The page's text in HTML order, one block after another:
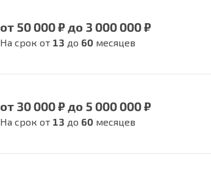
от 50 000 ₽ до 3 000 000 ₽
На срок от 13 до 60месяцев
от 30 000 ₽ до 5 000 000 ₽
На срок от 13 до 60месяцев